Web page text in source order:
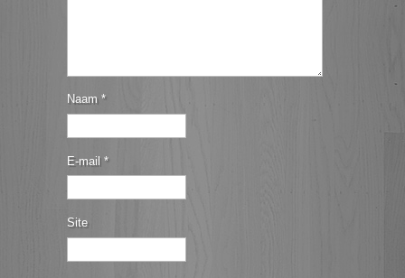
Naam *
E-mail *
Site